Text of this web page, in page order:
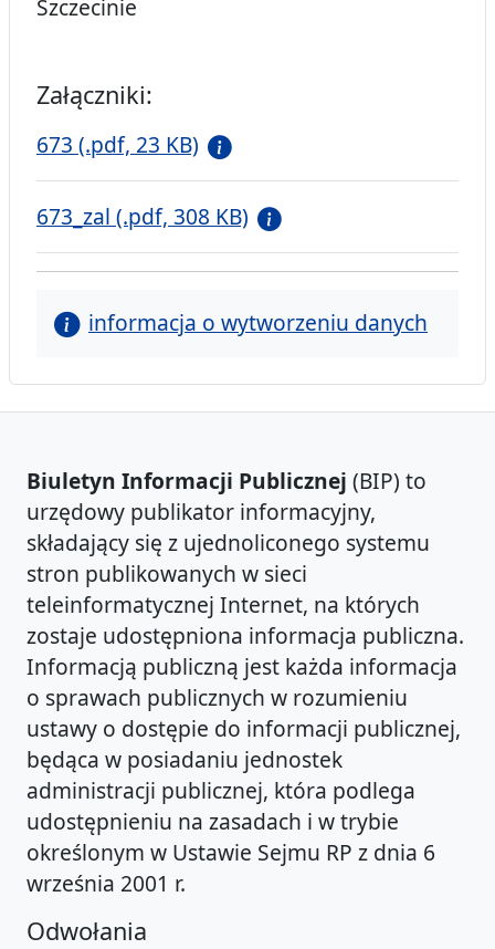
Szczecinie
Załączniki:
673 (.pdf, 23 KB)
673_zal (.pdf, 308 KB)
informacja o wytworzeniu danych
Biuletyn Informacji Publicznej (BIP) to
urzędowy publikator informacyjny,
składający się z ujednoliconego systemu
stron publikowanych w sieci
teleinformatycznej Internet, na których
zostaje udostępniona informacja publiczna.
Informacją publiczną jest każda informacja
o sprawach publicznych w rozumieniu
ustawy o dostępie do informacji publicznej,
będąca w posiadaniu jednostek
administracji publicznej, która podlega
udostępnieniu na zasadach i w trybie
określonym w Ustawie Sejmu RP z dnia 6
września 2001 r.
Odwołania